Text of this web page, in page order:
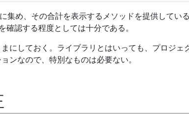
集め、その合計を表示するメソッドを提供してい
認する程度としては十分である。
にしておく。ライブラリとはいっても、プロジェ
ンなので、特別なものは必要ない。